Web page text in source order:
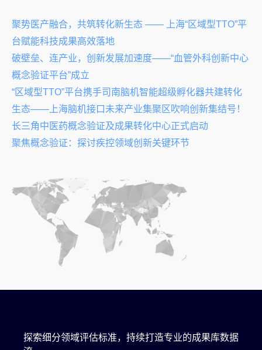
聚势医产融合，共筑转化新生态 —— 上海“区域型TTO”平
台赋能科技成果高效落地
破壁垒、连产业，创新发展加速度——“血管外科创新中心
概念验证平台”成立
“区域型TTO”平台携手司南脑机智能超级孵化器共建转化
生态——上海脑机接口未来产业集聚区吹响创新集结号！
长三角中医药概念验证及成果转化中心正式启动
聚焦概念验证：探讨疾控领域创新关键环节
探索细分领域评估标准，持续打造专业的成果库数据